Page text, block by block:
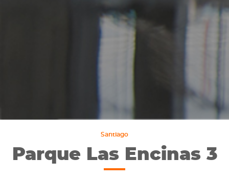
Santiago
Parque Las Encinas 3